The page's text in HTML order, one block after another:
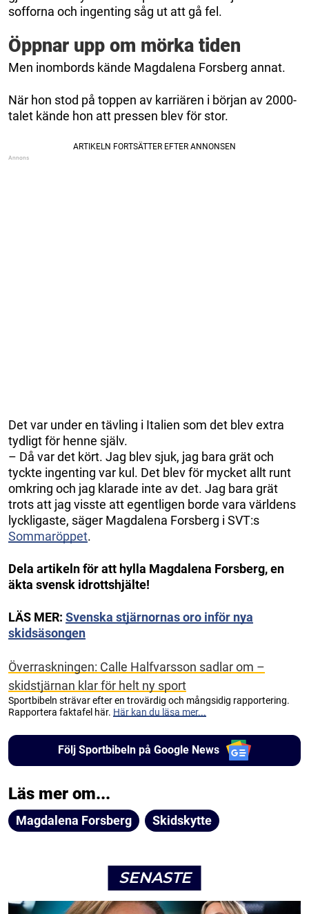
sofforna och ingenting såg ut att gå fel.
Öppnar upp om mörka tiden
Men inombords kände Magdalena Forsberg annat.
När hon stod på toppen av karriären i början av 2000-
talet kände hon att pressen blev för stor.
Det var under en tävling i Italien som det blev extra
tydligt för henne själv.
– Då var det kört. Jag blev sjuk, jag bara grät och
tyckte ingenting var kul. Det blev för mycket allt runt
omkring och jag klarade inte av det. Jag bara grät
trots att jag visste att egentligen borde vara världens
lyckligaste, säger Magdalena Forsberg i SVT:s
Sommaröppet.
Dela artikeln för att hylla Magdalena Forsberg, en
äkta svensk idrottshjälte!
LÄS MER: Svenska stjärnornas oro inför nya
skidsäsongen
Överraskningen: Calle Halfvarsson sadlar om –
skidstjärnan klar för helt ny sport
Sportbibeln strävar efter en trovärdig och mångsidig rapportering.
Rapportera faktafel här. Här kan du läsa mer...
Följ Sportbibeln på Google News
Läs mer om...
Magdalena Forsberg Skidskytte
SENASTE